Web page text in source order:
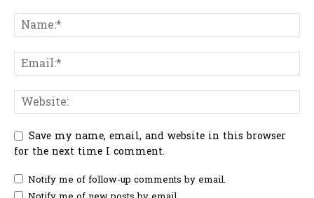
Save my name, email, and website in this browser
for the next time I comment.
Notify me of follow-up comments by email.